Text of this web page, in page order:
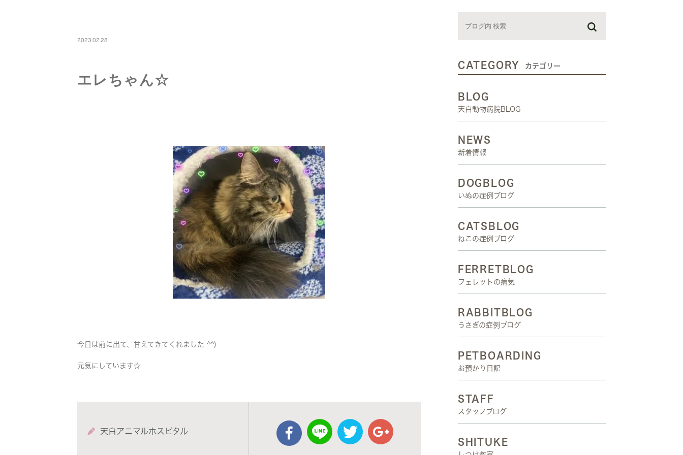
2023.02.28
エレちゃん☆
今日は前に出て、甘えてきてくれました ^^)
元気にしています☆
天白アニマルホスピタル
CATEGORY カテゴリー
BLOG
天白動物病院BLOG
NEWS
新着情報
DOGBLOG
いぬの症例ブログ
CATSBLOG
ねこの症例ブログ
FERRETBLOG
フェレットの病気
RABBITBLOG
うさぎの症例ブログ
PETBOARDING
お預かり日記
STAFF
スタッフブログ
SHITUKE